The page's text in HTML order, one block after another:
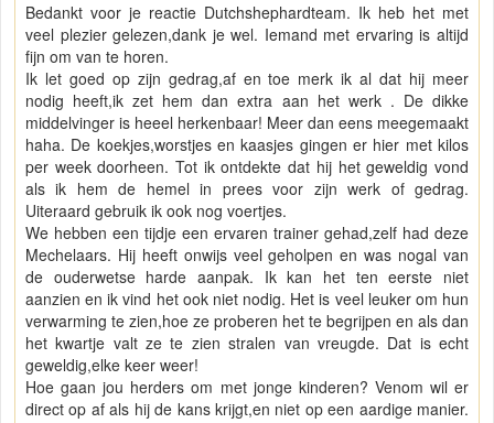
Bedankt voor je reactie Dutchshephardteam. Ik heb het met
veel plezier gelezen,dank je wel. Iemand met ervaring is altijd
fijn om van te horen.
Ik let goed op zijn gedrag,af en toe merk ik al dat hij meer
nodig heeft,ik zet hem dan extra aan het werk . De dikke
middelvinger is heeel herkenbaar! Meer dan eens meegemaakt
haha. De koekjes,worstjes en kaasjes gingen er hier met kilos
per week doorheen. Tot ik ontdekte dat hij het geweldig vond
als ik hem de hemel in prees voor zijn werk of gedrag.
Uiteraard gebruik ik ook nog voertjes.
We hebben een tijdje een ervaren trainer gehad,zelf had deze
Mechelaars. Hij heeft onwijs veel geholpen en was nogal van
de ouderwetse harde aanpak. Ik kan het ten eerste niet
aanzien en ik vind het ook niet nodig. Het is veel leuker om hun
verwarming te zien,hoe ze proberen het te begrijpen en als dan
het kwartje valt ze te zien stralen van vreugde. Dat is echt
geweldig,elke keer weer!
Hoe gaan jou herders om met jonge kinderen? Venom wil er
direct op af als hij de kans krijgt,en niet op een aardige manier.